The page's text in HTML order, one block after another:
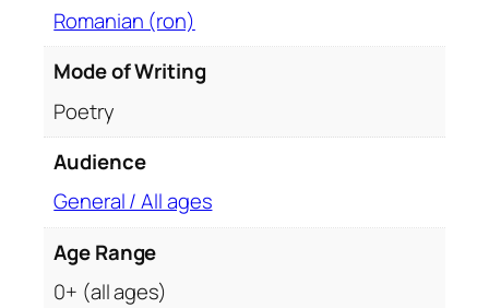
mRomanian (ron)
Mode of Writing
Poetry
Audience
General / All ages
Age Range
0+ (all ages)